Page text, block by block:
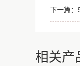
下一篇：
相关产